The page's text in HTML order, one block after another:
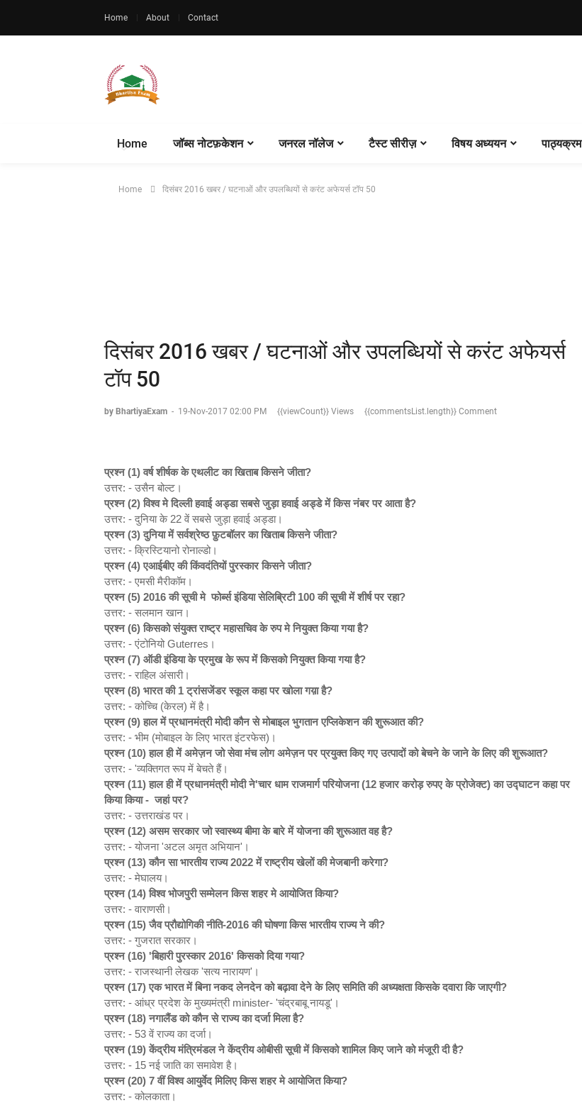
Home About Contact
Home जॉब्स नोटफ़केशन जनरल नॉलेज टैस्ट सीरीज़ विषय अध्ययन पाठ्यक्रम
Home दिसंबर 2016 खबर / घटनाओं और उपलब्धियों से करंट अफेयर्स टॉप 50
दिसंबर 2016 खबर / घटनाओं और उपलब्धियों से करंट अफेयर्स
टॉप 50
by BhartiyaExam - 19-Nov-2017 02:00 PM {{viewCount}} Views {{commentsList.length}} Comment
प्रश्न (1) वर्ष शीर्षक के एथलीट का खिताब किसने जीता?
उत्तर: - उसैन बोल्ट।
प्रश्न (2) विश्व मे दिल्ली हवाई अड्डा सबसे जुड़ा हवाई अड्डे में किस नंबर पर आता है?
उत्तर: - दुनिया के 22 वें सबसे जुड़ा हवाई अड्डा।
प्रश्न (3) दुनिया में सर्वश्रेष्ठ फ़ुटबॉलर का खिताब किसने जीता?
उत्तर: - क्रिस्टियानो रोनाल्डो।
प्रश्न (4) एआईबीए की किंवदंतियों पुरस्कार किसने जीता?
उत्तर: - एमसी मैरीकॉम।
प्रश्न (5) 2016 की सूची मे फोर्ब्स इंडिया सेलिब्रिटी 100 की सूची में शीर्ष पर रहा?
उत्तर: - सलमान खान।
प्रश्न (6) किसको संयुक्त राष्ट्र महासचिव के रुप मे नियुक्त किया गया है?
उत्तर: - एंटोनियो Guterres।
प्रश्न (7) ऑडी इंडिया के प्रमुख के रूप में किसको नियुक्त किया गया है?
उत्तर: - राहिल अंसारी।
प्रश्न (8) भारत की 1 ट्रांसजेंडर स्कूल कहा पर खोला गय़ा है?
उत्तर: - कोच्चि (केरल) में है।
प्रश्न (9) हाल में प्रधानमंत्री मोदी कौन से मोबाइल भुगतान एप्लिकेशन की शुरूआत की?
उत्तर: - भीम (मोबाइल के लिए भारत इंटरफेस)।
प्रश्न (10) हाल ही में अमेज़न जो सेवा मंच लोग अमेज़न पर प्रयुक्त किए गए उत्पादों को बेचने के जाने के लिए की शुरूआत?
उत्तर: - 'व्यक्तिगत रूप में बेचते हैं।
प्रश्न (11) हाल ही में प्रधानमंत्री मोदी ने'चार धाम राजमार्ग परियोजना (12 हजार करोड़ रुपए के प्रोजेक्ट) का उद्घाटन कहा पर
किया किया - जहां पर?
उत्तर: - उत्तराखंड पर।
प्रश्न (12) असम सरकार जो स्वास्थ्य बीमा के बारे में योजना की शुरूआत वह है?
उत्तर: - योजना 'अटल अमृत अभियान'।
प्रश्न (13) कौन सा भारतीय राज्य 2022 में राष्ट्रीय खेलों की मेजबानी करेगा?
उत्तर: - मेघालय।
प्रश्न (14) विश्व भोजपुरी सम्मेलन किस शहर मे आयोजित किया?
उत्तर: - वाराणसी।
प्रश्न (15) जैव प्रौद्योगिकी नीति-2016 की घोषणा किस भारतीय राज्य ने की?
उत्तर: - गुजरात सरकार।
प्रश्न (16) 'बिहारी पुरस्कार 2016' किसको दिया गया?
उत्तर: - राजस्थानी लेखक 'सत्य नारायण'।
प्रश्न (17) एक भारत में बिना नकद लेनदेन को बढ़ावा देने के लिए समिति की अध्यक्षता किसके दवारा कि जाएगी?
उत्तर: - आंध्र प्रदेश के मुख्यमंत्री minister- 'चंद्रबाबू नायडू'।
प्रश्न (18) नगालैंड को कौन से राज्य का दर्जा मिला है?
उत्तर: - 53 वें राज्य का दर्जा।
प्रश्न (19) केंद्रीय मंत्रिमंडल ने केंद्रीय ओबीसी सूची में किसको शामिल किए जाने को मंजूरी दी है?
उत्तर: - 15 नई जाति का समावेश है।
प्रश्न (20) 7 वीं विश्व आयुर्वेद मिलिए किस शहर मे आयोजित किया?
उत्तर: - कोलकाता।